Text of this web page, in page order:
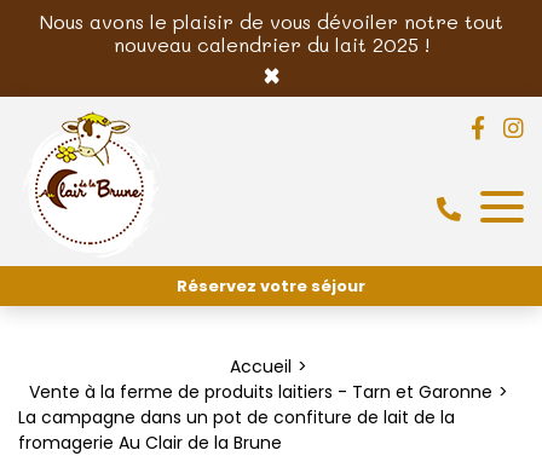
Nous avons le plaisir de vous dévoiler notre tout
nouveau calendrier du lait 2025 !
×
Réservez votre séjour
Accueil
Vente à la ferme de produits laitiers - Tarn et Garonne
La campagne dans un pot de confiture de lait de la
fromagerie Au Clair de la Brune